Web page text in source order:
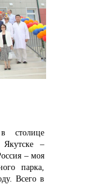
столице
–
– моя
парка,
Всего в